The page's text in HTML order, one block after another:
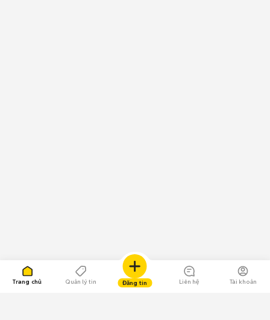
Trang chủ Quản lý tin Đăng tin Liên hệ Tài khoản